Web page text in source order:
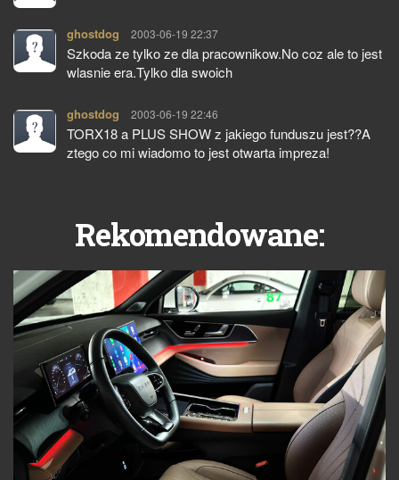
ghostdog pisze:
2003-06-19 22:37
Szkoda ze tylko ze dla pracownikow.No coz ale to jest
wlasnie era.Tylko dla swoich
ghostdog pisze:
2003-06-19 22:46
TORX18 a PLUS SHOW z jakiego funduszu jest??A
ztego co mi wiadomo to jest otwarta impreza!
Rekomendowane: